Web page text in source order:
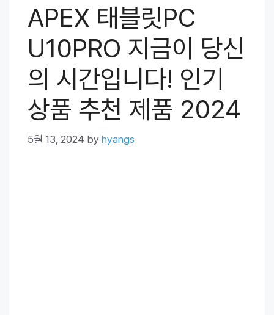
APEX 태블릿PC
U10PRO 지금이 당신
의 시간입니다! 인기
상품 추천 제품 2024
5월 13, 2024 by hyangs